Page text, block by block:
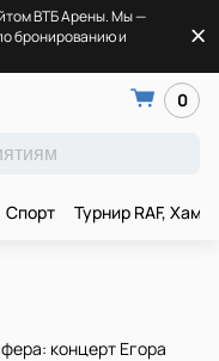
ВТБ Арены. Мы —
бронированию и
0
Спорт Турнир RAF,
концерт Егора